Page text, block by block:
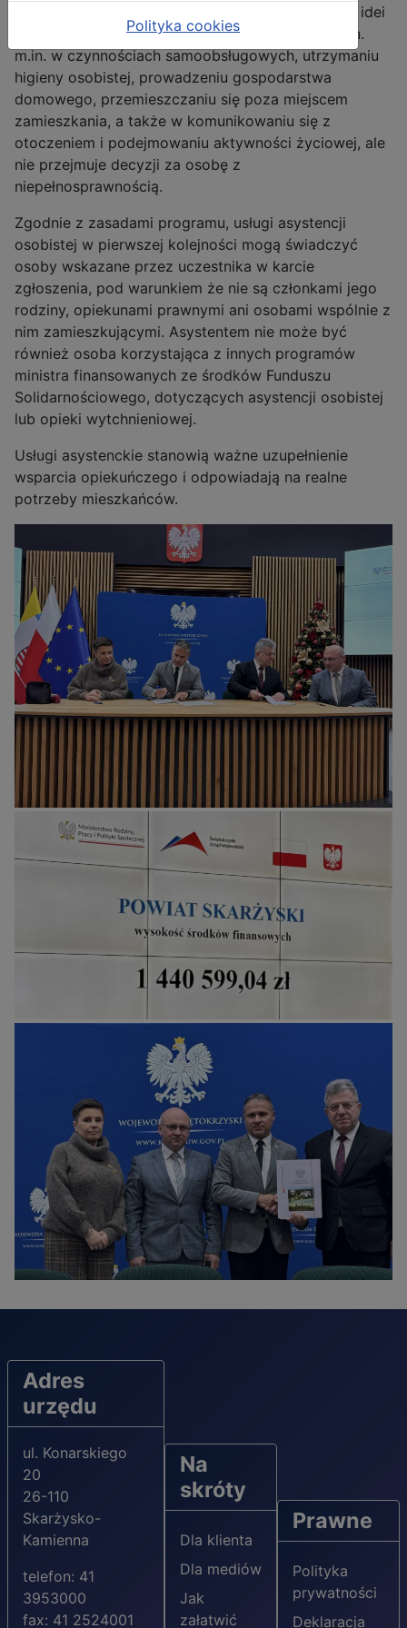
Rodziny, Pracy i Polityki Społecznej, opiera się na idei
wspierania samodzielności. Asystent pomaga m.in.
m.in. w czynnościach samoobsługowych, utrzymaniu
higieny osobistej, prowadzeniu gospodarstwa
domowego, przemieszczaniu się poza miejscem
zamieszkania, a także w komunikowaniu się z
otoczeniem i podejmowaniu aktywności życiowej, ale
nie przejmuje decyzji za osobę z
niepełnosprawnością.
Zgodnie z zasadami programu, usługi asystencji
osobistej w pierwszej kolejności mogą świadczyć
osoby wskazane przez uczestnika w karcie
zgłoszenia, pod warunkiem że nie są członkami jego
rodziny, opiekunami prawnymi ani osobami wspólnie z
nim zamieszkującymi. Asystentem nie może być
również osoba korzystająca z innych programów
ministra finansowanych ze środków Funduszu
Solidarnościowego, dotyczących asystencji osobistej
lub opieki wytchnieniowej.
Usługi asystenckie stanowią ważne uzupełnienie
wsparcia opiekuńczego i odpowiadają na realne
potrzeby mieszkańców.
Adres
urzędu
ul. Konarskiego
20
26-110
Skarżysko-
Kamienna
telefon: 41
3953000
fax: 41 2524001
Na
skróty
Dla klienta
Dla mediów
Jak
załatwić
Prawne
Polityka
prywatności
Deklaracja
Polityka cookies